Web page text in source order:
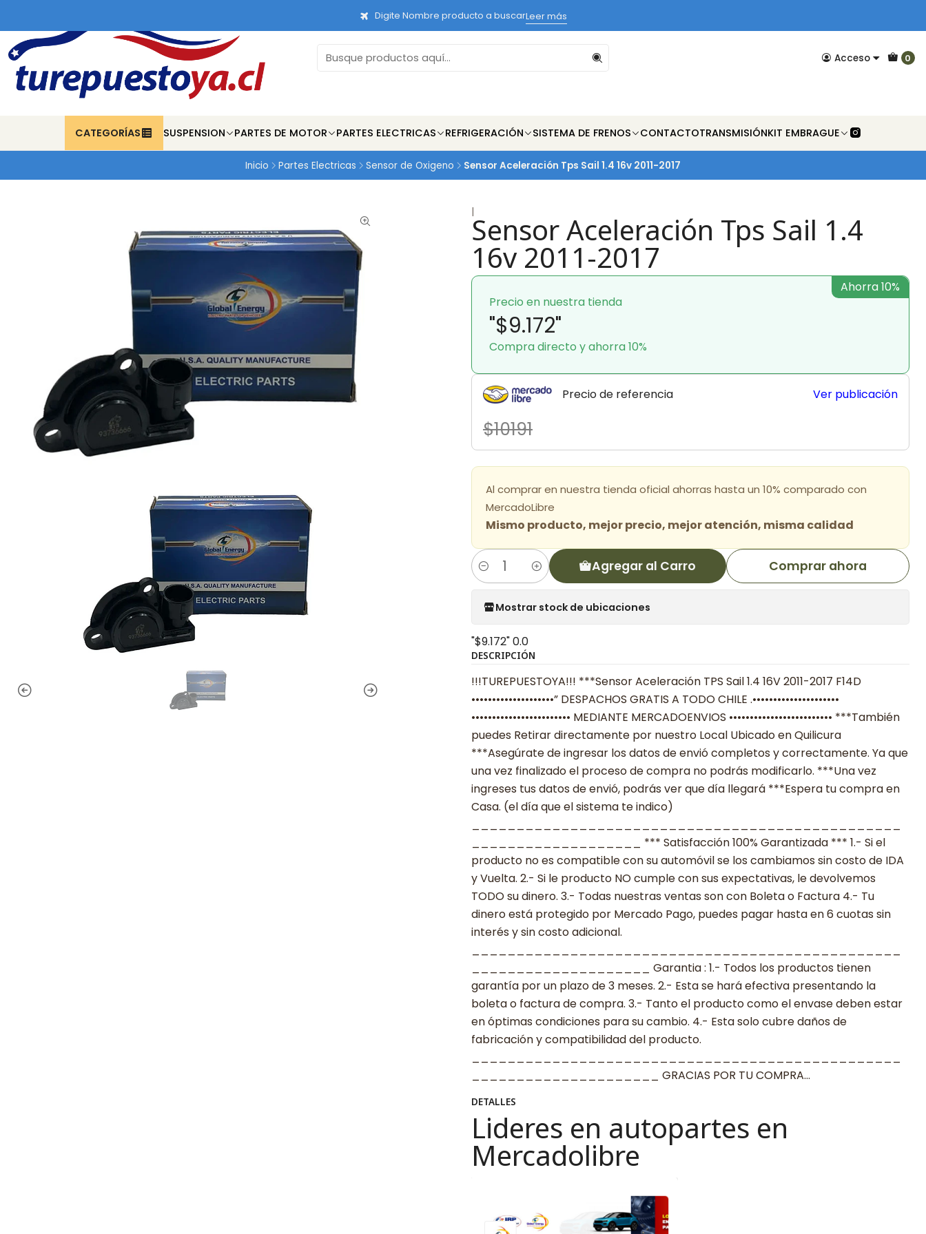
Acceso 0
CATEGORÍAS SUSPENSION PARTES DE MOTOR PARTES ELECTRICAS REFRIGERACIÓN SISTEMA DE FRENOS CONTACTOTRANSMISIÓNKIT EMBRAGUE
Digite Nombre producto a buscarLeer más
Inicio Partes Electricas Sensor de Oxigeno Sensor Aceleración Tps Sail 1.4 16v 2011-2017
|Sensor Aceleración Tps Sail 1.4
16v 2011-2017
Precio en nuestra tienda
"$9.172"
Compra directo y ahorra 10%
Ahorra 10%
Precio de referencia
$10191
Ver publicación
Al comprar en nuestra tienda oficial ahorras hasta un 10% comparado con
MercadoLibre
Mismo producto, mejor precio, mejor atención, misma calidad
Cantidad Agregar al Carro Comprar ahora
Mostrar stock de ubicaciones
"$9.172"0.0
DESCRIPCIÓN
!!!TUREPUESTOYA!!! ***Sensor Aceleración TPS Sail 1.4 16V 2011-2017 F14D
••••••••••••••••••••” DESPACHOS GRATIS A TODO CHILE .•••••••••••••••••••••
•••••••••••••••••••••••• MEDIANTE MERCADOENVIOS ••••••••••••••••••••••••• ***También
puedes Retirar directamente por nuestro Local Ubicado en Quilicura
***Asegúrate de ingresar los datos de envió completos y correctamente. Ya que
una vez finalizado el proceso de compra no podrás modificarlo. ***Una vez
ingreses tus datos de envió, podrás ver que día llegará ***Espera tu compra en
Casa. (el día que el sistema te indico)
___________________ *** Satisfacción 100% Garantizada *** 1.- Si el
producto no es compatible con su automóvil se los cambiamos sin costo de IDA
y Vuelta. 2.- Si le producto NO cumple con sus expectativas, le devolvemos
TODO su dinero. 3.- Todas nuestras ventas son con Boleta o Factura 4.- Tu
dinero está protegido por Mercado Pago, puedes pagar hasta en 6 cuotas sin
interés y sin costo adicional.
____________________ Garantia : 1.- Todos los productos tienen
garantía por un plazo de 3 meses. 2.- Esta se hará efectiva presentando la
boleta o factura de compra. 3.- Tanto el producto como el envase deben estar
en óptimas condiciones para su cambio. 4.- Esta solo cubre daños de
fabricación y compatibilidad del producto.
_____________________ GRACIAS POR TU COMPRA…
DETALLES
Lideres en autopartes en
Mercadolibre